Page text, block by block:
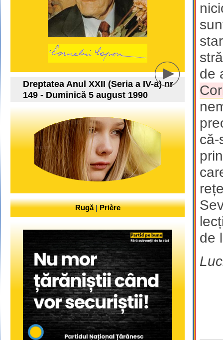
de
că-
de
Dreptatea Anul XXII (Seria a IV-a) nr
149 - Duminică 5 august 1990
Rugă|Prière